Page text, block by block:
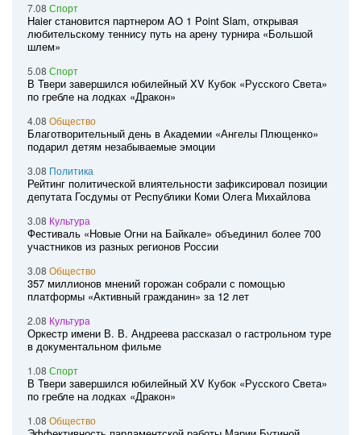
7.08 Спорт
Haier становится партнером AO 1 Point Slam, открывая
любительскому теннису путь на арену турнира «Большой
шлем»
5.08 Спорт
В Твери завершился юбилейный XV Кубок «Русского Света»
по гребле на лодках «Дракон»
4.08 Общество
Благотворительный день в Академии «Ангелы Плющенко»
подарил детям незабываемые эмоции
3.08 Политика
Рейтинг политической влиятельности зафиксировал позиции
депутата Госдумы от Республики Коми Олега Михайлова
3.08 Культура
Фестиваль «Новые Огни на Байкале» объединил более 700
участников из разных регионов России
3.08 Общество
357 миллионов мнений горожан собрали с помощью
платформы «Активный гражданин» за 12 лет
2.08 Культура
Оркестр имени В. В. Андреева рассказал о гастрольном туре
в документальном фильме
1.08 Спорт
В Твери завершился юбилейный XV Кубок «Русского Света»
по гребле на лодках «Дракон»
1.08 Общество